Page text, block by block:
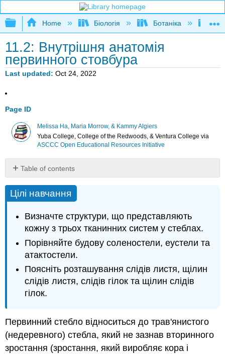
Expand/collapse global hierarchy
Home Біологія Ботаніка
11.2: Внутрішня анатомія
первинного стовбура
Last updated Oct 24, 2022
Page ID
Melissa Ha, Maria Morrow, & Kammy Algiers
Yuba College, College of the Redwoods, & Ventura College via
ASCCC Open Educational Resources Initiative
Table of contents
навчання
Атрибуції
Цілі навчання
Визначте структури, що представляють
кожну з трьох тканинних систем у стеблах.
Порівняйте будову соленостели, еустели та
атактостели.
Поясніть розташування слідів листя, щілин
слідів листя, слідів гілок та щілин слідів
гілок.
Первинний стебло відноситься до трав'янистого
(недеревного) стебла, який не зазнав вторинного
зростання (зростання, який виробляє кора і